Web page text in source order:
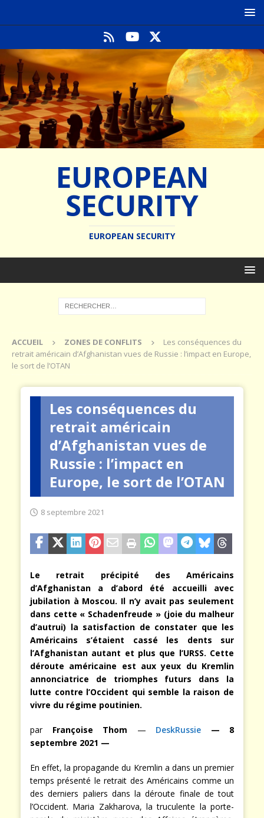
EUROPEAN
SECURITY
EUROPEAN SECURITY
ACCUEIL ZONES DE CONFLITS
Les conséquences du
retrait américain d’Afghanistan vues de Russie : l’impact en Europe,
le sort de l’OTAN
Les conséquences du
retrait américain
d’Afghanistan vues de
Russie : l’impact en
Europe, le sort de l’OTAN
8 septembre 2021
Le retrait précipité des Américains
d’Afghanistan a d’abord été accueilli avec
jubilation à Moscou. Il n’y avait pas seulement
dans cette « Schadenfreude » (joie du malheur
d’autrui) la satisfaction de constater que les
Américains s’étaient cassé les dents sur
l’Afghanistan autant et plus que l’URSS. Cette
déroute américaine est aux yeux du Kremlin
annonciatrice de triomphes futurs dans la
lutte contre l’Occident qui semble la raison de
vivre du régime poutinien.
par Françoise Thom — DeskRussie
— 8
septembre 2021 —
En effet, la propagande du Kremlin a dans un premier
temps présenté le retrait des Américains comme un
des derniers paliers dans la déroute finale de tout
l’Occident. Maria Zakharova, la truculente la porte-